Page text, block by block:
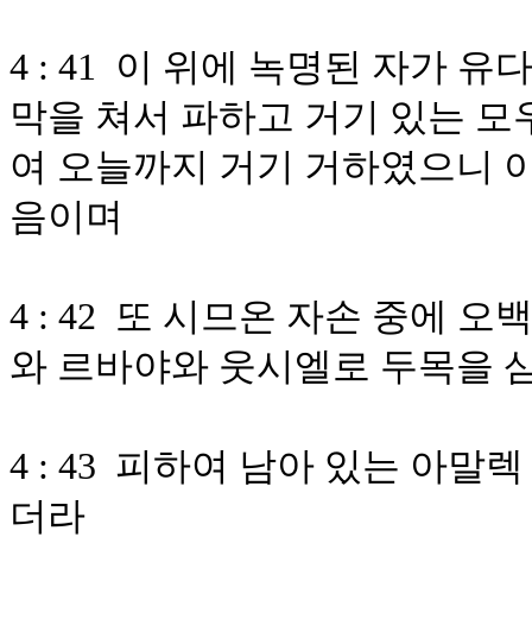
4 : 41 이 위에 녹명된 자가 유
막을 쳐서 파하고 거기 있는
여 오늘까지 거기 거하였으니
음이며
4 : 42 또 시므온 자손 중에 오
와 르바야와 웃시엘로 두목을
4 : 43 피하여 남아 있는 아말
더라